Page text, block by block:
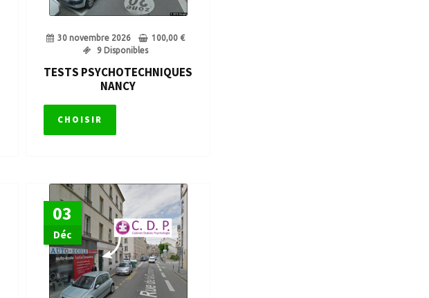
30 novembre 2026 100,00 €
9 Disponibles
TESTS PSYCHOTECHNIQUES
NANCY
CHOISIR
03
Déc